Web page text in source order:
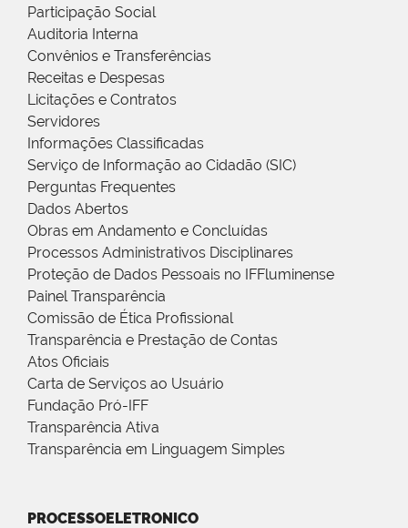
Participação Social
Auditoria Interna
Convênios e Transferências
Receitas e Despesas
Licitações e Contratos
Servidores
Informações Classificadas
Serviço de Informação ao Cidadão (SIC)
Perguntas Frequentes
Dados Abertos
Obras em Andamento e Concluídas
Processos Administrativos Disciplinares
Proteção de Dados Pessoais no IFFluminense
Painel Transparência
Comissão de Ética Profissional
Transparência e Prestação de Contas
Atos Oficiais
Carta de Serviços ao Usuário
Fundação Pró-IFF
Transparência Ativa
Transparência em Linguagem Simples
PROCESSOELETRONICO